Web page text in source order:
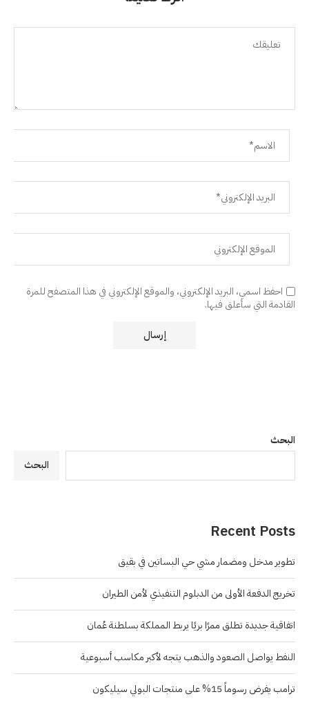
احفظ اسمي، البريد الإلكتروني، والموقع الإلكتروني في هذا المتصفح للمرة
القادمة التي سأعلق فيها.
البحث
البحث
Recent Posts
تطوير مدخل ومضمار مشي حي البساتين في بقيق
تخريج الدفعة الأولى من الدبلوم التنفيذي لأمن الطيران
اتفاقية جديدة تطلق ممرًا بريًا يربط المملكة بسلطنة عُمان
النفط يواصل الصعود والذهب يتجه لأكبر مكاسب أسبوعية
ترامب يفرض رسوماً 15% على منتجات البولي سيليكون